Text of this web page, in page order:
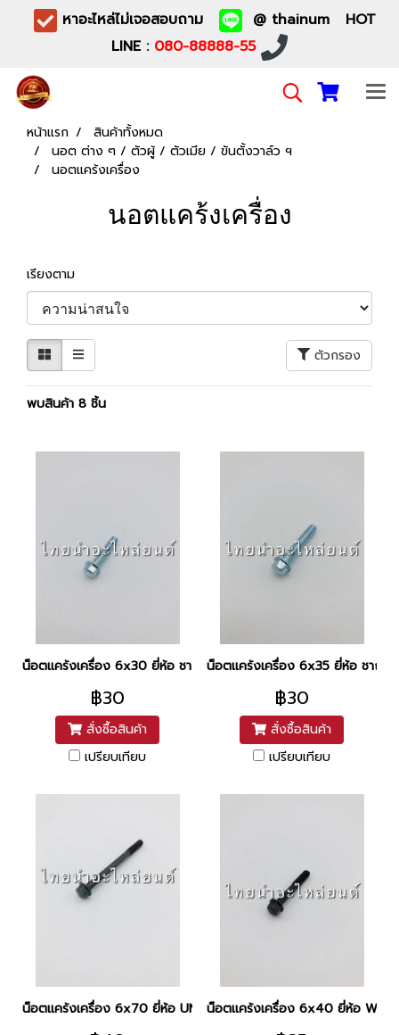
หาอะไหล่ไม่เจอสอบถาม
@ thainum HOT
LINE : 080-88888-55
หน้าแรก
สินค้าทั้งหมด
นอต ต่าง ๆ / ตัวผู้ / ตัวเมีย / ขันตั้งวาล์ว ฯ
นอตแคร้งเครื่อง
นอตแคร้งเครื่อง
เรียงตาม
ตัวกรอง
พบสินค้า 8 ชิ้น
น็อตแคร้งเครื่อง 6x30 ยี่ห้อ ชาญ
฿30
สั่งซื้อสินค้า
เปรียบเทียบ
น็อตแคร้งเครื่อง 6x35 ยี่ห้อ ชาญ
฿30
สั่งซื้อสินค้า
เปรียบเทียบ
น็อตแคร้งเครื่อง 6x70 ยี่ห้อ UNF น็อตแคร้งเครื่อง 6x40 ยี่ห้อ